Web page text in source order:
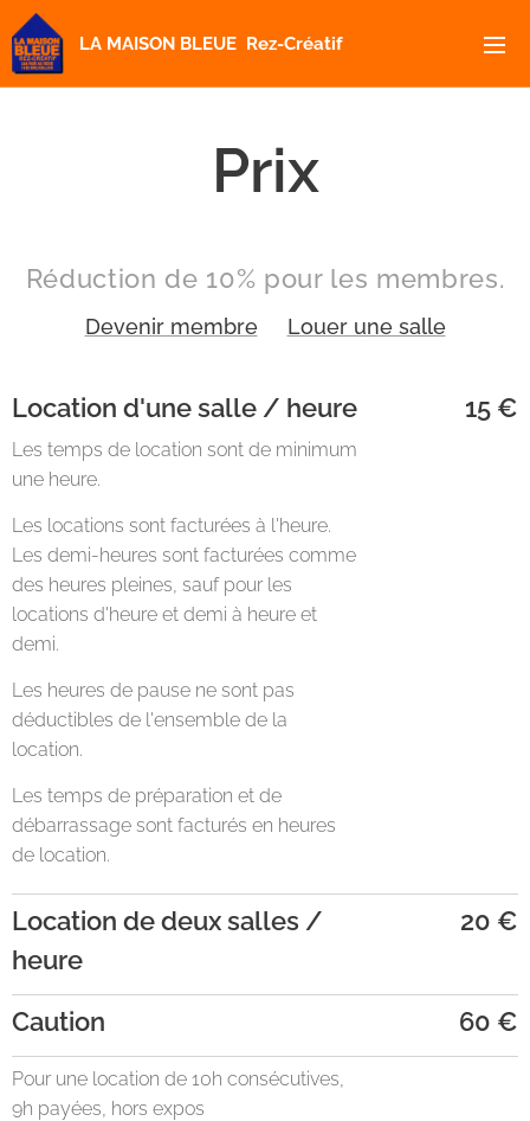
LA MAISON BLEUE Rez-Créatif
Prix
Réduction de 10% pour les membres.
Devenir membre Louer une salle
Location d'une salle / heure
Les temps de location sont de minimum
une heure.
Les locations sont facturées à l'heure.
Les demi-heures sont facturées comme
des heures pleines, sauf pour les
locations d'heure et demi à heure et
demi.
Les heures de pause ne sont pas
déductibles de l'ensemble de la
location.
Les temps de préparation et de
débarrassage sont facturés en heures
de location.
15 €
Location de deux salles /
heure
20 €
Caution 60 €
Pour une location de 10h consécutives,
9h payées, hors expos